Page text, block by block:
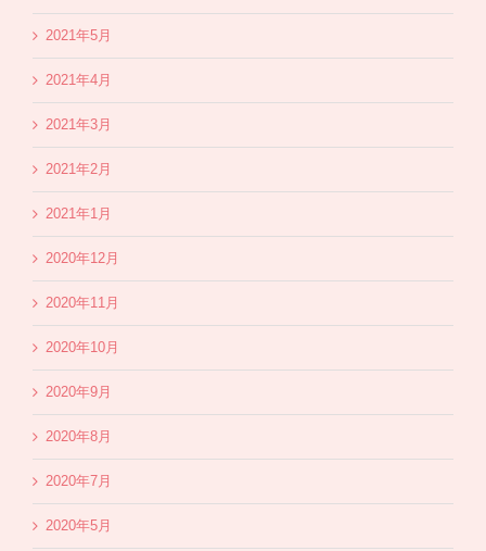
2021年5月
2021年4月
2021年3月
2021年2月
2021年1月
2020年12月
2020年11月
2020年10月
2020年9月
2020年8月
2020年7月
2020年5月